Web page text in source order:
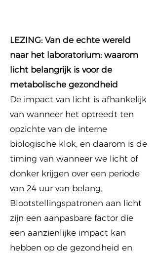
LEZING: Van de echte wereld
naar het laboratorium: waarom
licht belangrijk is voor de
metabolische gezondheid
De impact van licht is afhankelijk
van wanneer het optreedt ten
opzichte van de interne
biologische klok, en daarom is de
timing van wanneer we licht of
donker krijgen over een periode
van 24 uur van belang.
Blootstellingspatronen aan licht
zijn een aanpasbare factor die
een aanzienlijke impact kan
hebben op de gezondheid en